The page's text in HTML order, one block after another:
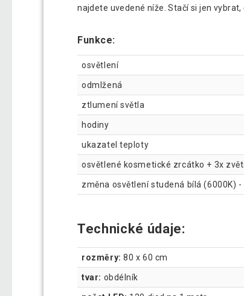
najdete uvedené níže. Stačí si jen
Funkce:
osvětlení
odmlžená
ztlumení světla
hodiny
ukazatel teploty
osvětlené kosmetické zrcátko + 3x
změna osvětlení studená bílá (6000K)
Technické údaje:
rozměry: 80 x 60 cm
tvar: obdélník